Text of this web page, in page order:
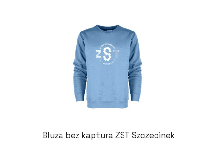
Bluza bez kaptura ZST Szczecinek